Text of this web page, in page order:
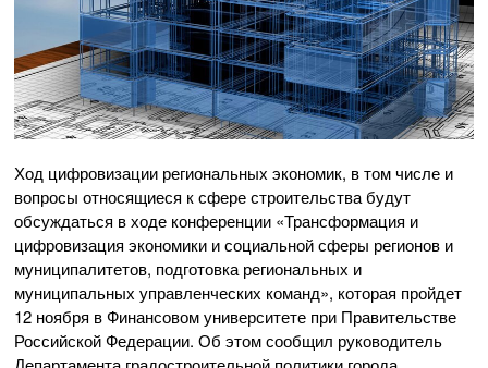
Ход цифровизации региональных экономик, в том числе и
вопросы относящиеся к сфере строительства будут
обсуждаться в ходе конференции «Трансформация и
цифровизация экономики и социальной сферы регионов и
муниципалитетов, подготовка региональных и
муниципальных управленческих команд», которая пройдет
12 ноября в Финансовом университете при Правительстве
Российской Федерации. Об этом сообщил руководитель